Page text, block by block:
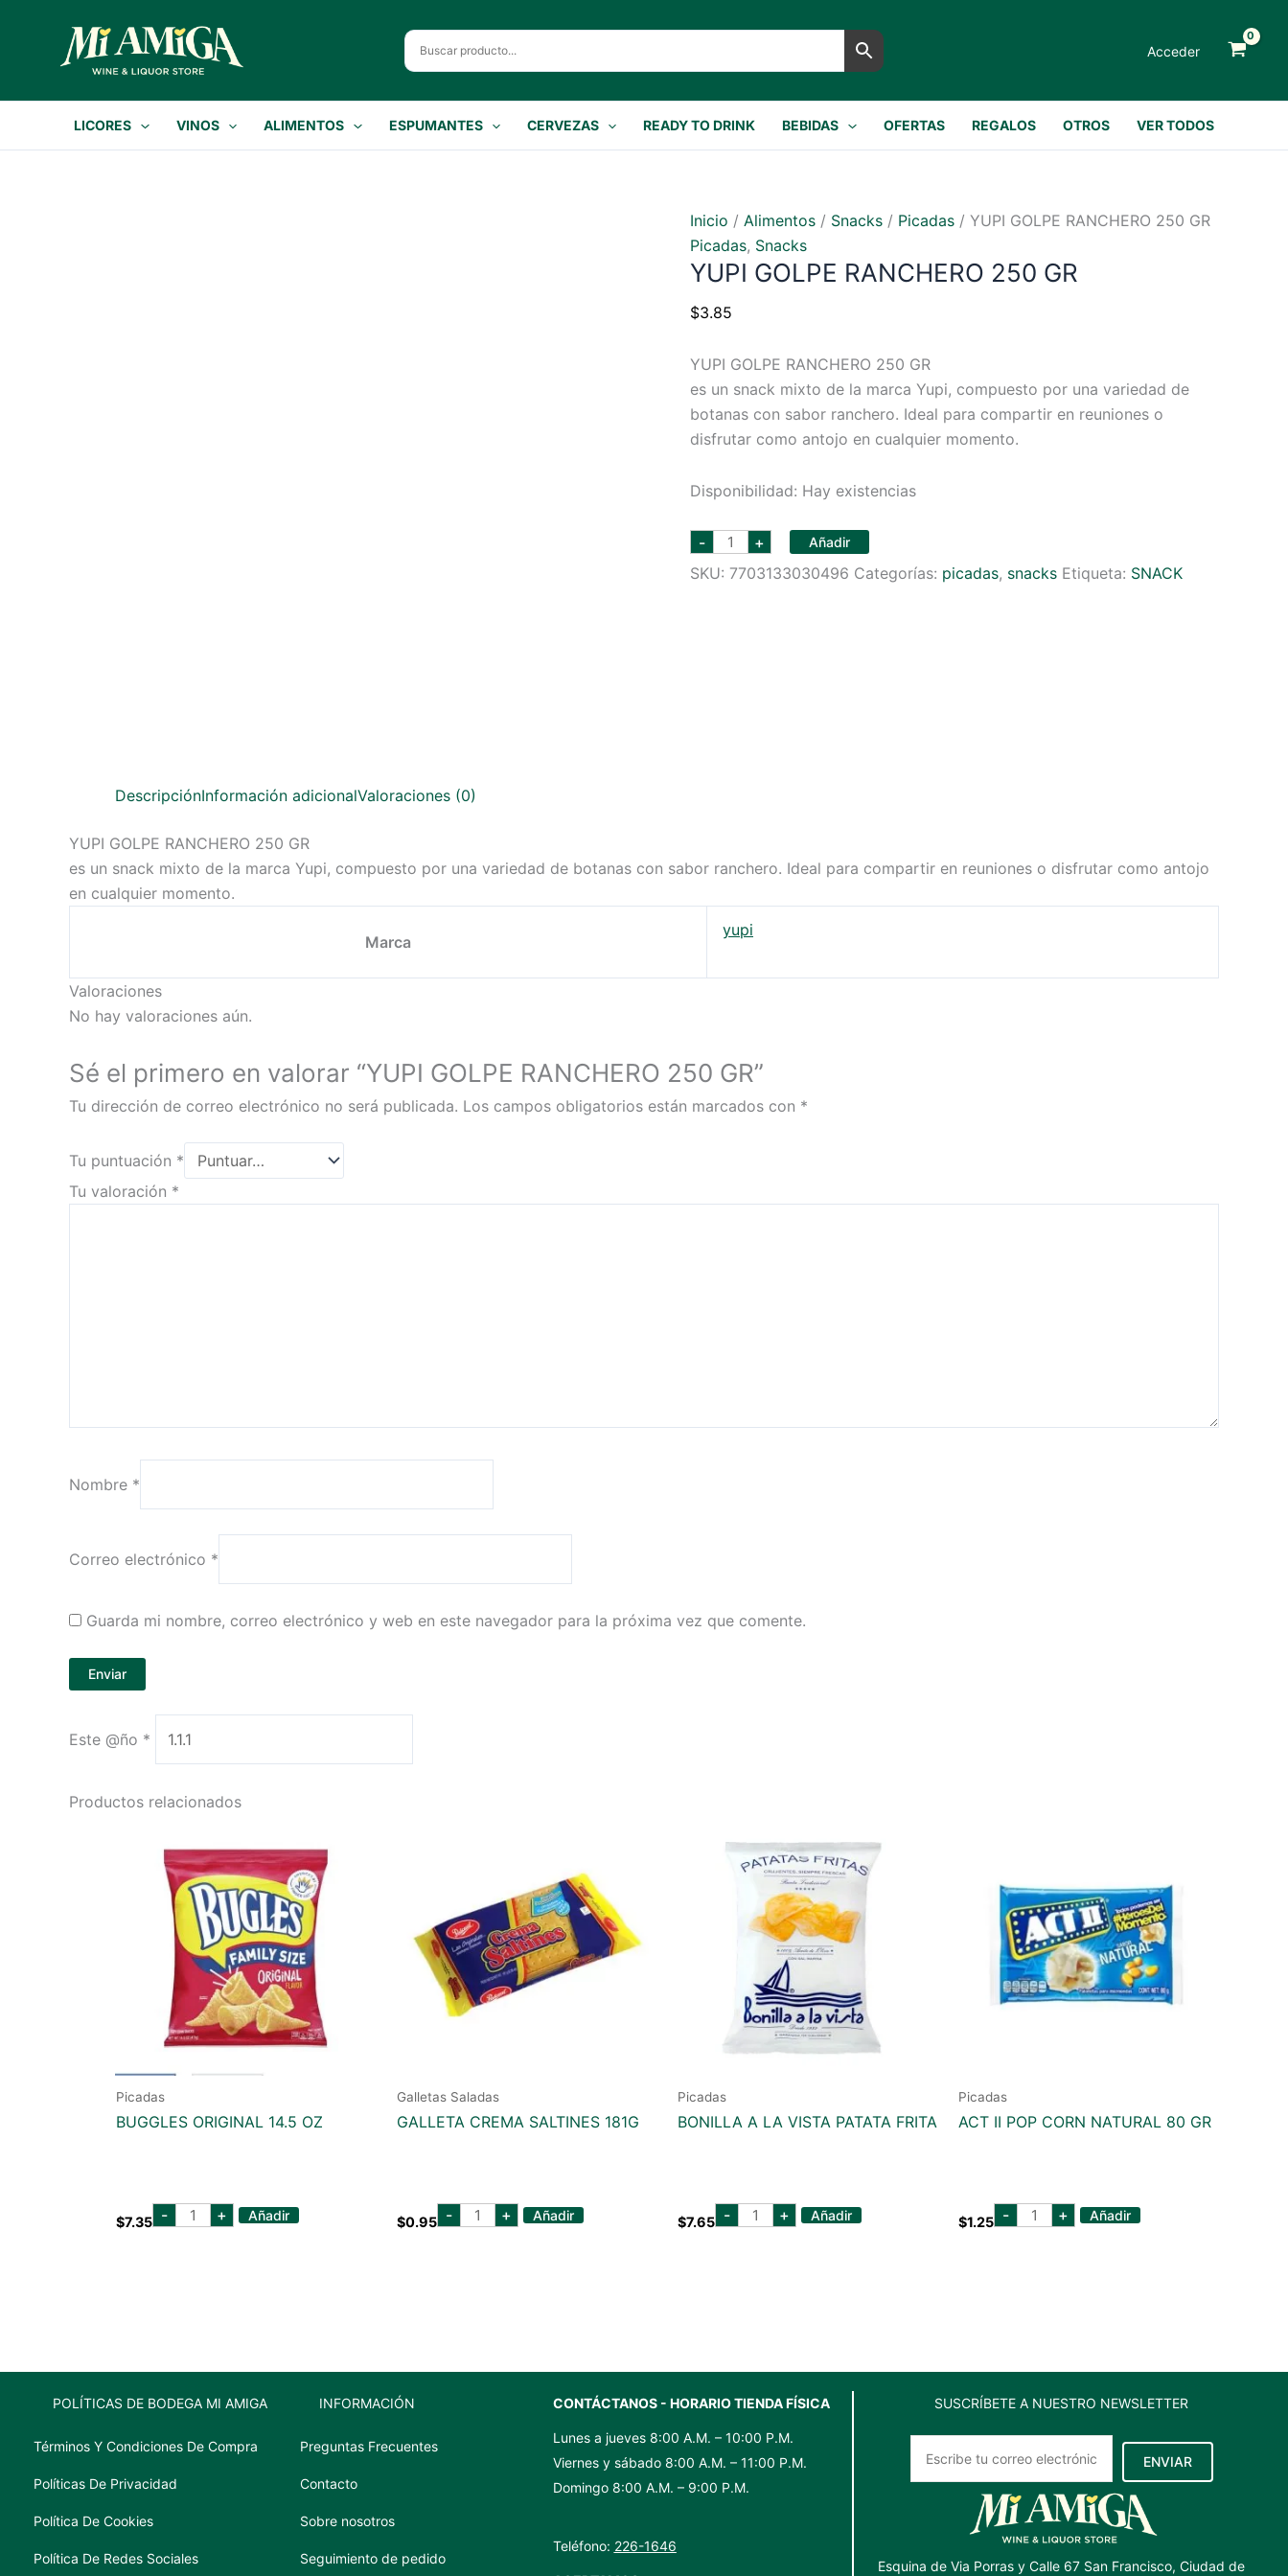
contenido
Acceder
LICORES VINOS ALIMENTOS ESPUMANTES CERVEZAS READY TO DRINK BEBIDAS OFERTAS REGALOS OTROS VER TODOS
Inicio / Alimentos / Snacks / Picadas / YUPI GOLPE RANCHERO 250 GR
Picadas, Snacks
YUPI GOLPE RANCHERO 250 GR
$3.85
YUPI GOLPE RANCHERO 250 GR
es un snack mixto de la marca Yupi, compuesto por una variedad de
botanas con sabor ranchero. Ideal para compartir en reuniones o
disfrutar como antojo en cualquier momento.
Disponibilidad: Hay existencias
- YUPI
GOLPE
RANCHERO
250
+ Añadir
SKU: 7703133030496 Categorías: picadas, snacks Etiqueta: SNACK
DescripciónInformación adicionalValoraciones (0)
YUPI GOLPE RANCHERO 250 GR
es un snack mixto de la marca Yupi, compuesto por una variedad de botanas con sabor ranchero. Ideal para compartir en reuniones o disfrutar como antojo
en cualquier momento.
Marca
yupi
Valoraciones
No hay valoraciones aún.
Sé el primero en valorar “YUPI GOLPE RANCHERO 250 GR”
Tu dirección de correo electrónico no será publicada. Los campos obligatorios están marcados con *
Tu puntuación *
Tu valoración *
Nombre *
Correo electrónico *
Guarda mi nombre, correo electrónico y web en este navegador para la próxima vez que comente.
Este @ño *
Productos relacionados
Picadas
BUGGLES ORIGINAL 14.5 OZ
$7.35 - BUGGLES
ORIGINAL
+ Añadir
Galletas Saladas
GALLETA CREMA SALTINES 181G
$0.95 - GALLETA
CREMA
+ Añadir
Picadas
BONILLA A LA VISTA PATATA FRITA
$7.65 - BONILLA
A
+ Añadir
Picadas
ACT II POP CORN NATURAL 80 GR
$1.25 - ACT
II
+ Añadir
POLÍTICAS DE BODEGA MI AMIGA
Términos Y Condiciones De Compra
Políticas De Privacidad
Política De Cookies
Política De Redes Sociales
INFORMACIÓN
Preguntas Frecuentes
Contacto
Sobre nosotros
Seguimiento de pedido
CONTÁCTANOS - HORARIO TIENDA FÍSICA
Lunes a jueves 8:00 A.M. – 10:00 P.M.
Viernes y sábado 8:00 A.M. – 11:00 P.M.
Domingo 8:00 A.M. – 9:00 P.M.
Teléfono: 226-1646
SUSCRÍBETE A NUESTRO NEWSLETTER
ENVIAR
Esquina de Via Porras y Calle 67 San Francisco, Ciudad de